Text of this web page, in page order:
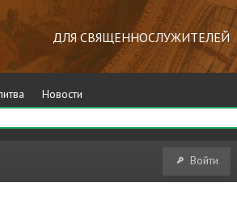
ДЛЯ СВЯЩЕННОСЛУЖИТЕЛЕЙ
Новости
Войти